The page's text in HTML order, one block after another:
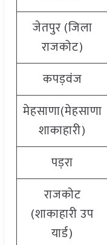
जेतपुर (जिला
राजकोट)
कपड़वंज
मेहसाणा(मेहसाणा
शाकाहारी)
पड़रा
राजकोट
(शाकाहारी उप
यार्ड)